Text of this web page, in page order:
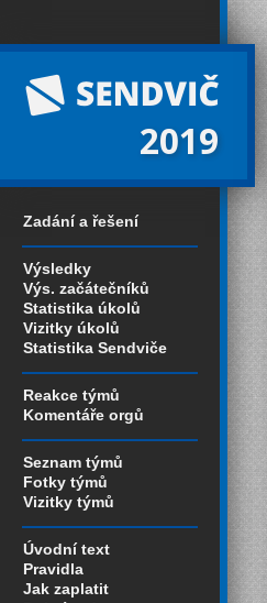
2019
Zadání a řešení
Výsledky
Výs. začátečníků
Statistika úkolů
Vizitky úkolů
Statistika Sendviče
Reakce týmů
Komentáře orgů
Seznam týmů
Fotky týmů
Vizitky týmů
Úvodní text
Pravidla
Jak zaplatit